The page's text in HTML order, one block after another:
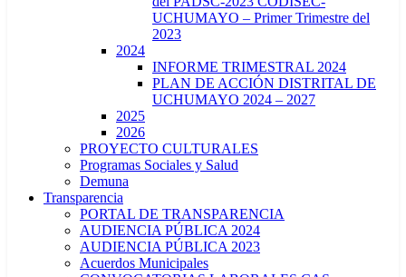
UCHUMAYO – Primer Trimestre del
2023
2024
INFORME TRIMESTRAL 2024
PLAN DE ACCIÓN DISTRITAL DE
UCHUMAYO 2024 – 2027
2025
2026
PROYECTO CULTURALES
Programas Sociales y Salud
Demuna
Transparencia
PORTAL DE TRANSPARENCIA
AUDIENCIA PÚBLICA 2024
AUDIENCIA PÚBLICA 2023
Acuerdos Municipales